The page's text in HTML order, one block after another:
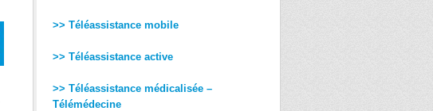
>> Téléassistance mobile
>> Téléassistance active
>> Téléassistance médicalisée –
Télémédecine